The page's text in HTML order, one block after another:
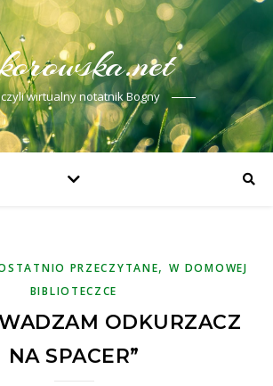
wirtualny notatnik Bogny
PRZECZYTANE,W DOMOWEJ
BIBLIOTECZCE
ODKURZACZ
NA SPACER”